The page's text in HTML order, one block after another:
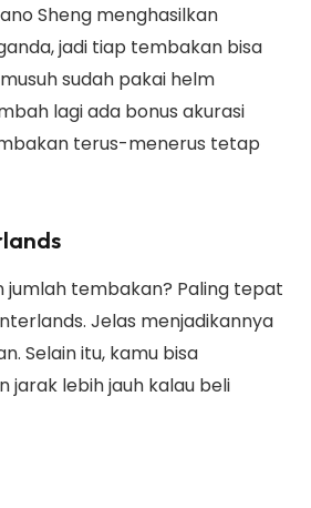
Sheng menghasilkan
jadi tiap tembakan bisa
sudah pakai helm
lagi ada bonus akurasi
terus-menerus tetap
jumlah tembakan? Paling tepat
Jelas menjadikannya
Selain itu, kamu bisa
jarak lebih jauh kalau beli